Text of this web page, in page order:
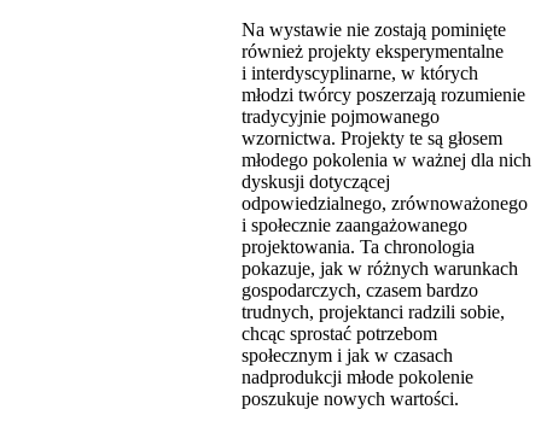
Na wystawie nie zostają pominięte
również projekty eksperymentalne
i interdyscyplinarne, w których
młodzi twórcy poszerzają rozumienie
tradycyjnie pojmowanego
wzornictwa. Projekty te są głosem
młodego pokolenia w ważnej dla nich
dyskusji dotyczącej
odpowiedzialnego, zrównoważonego
i społecznie zaangażowanego
projektowania. Ta chronologia
pokazuje, jak w różnych warunkach
gospodarczych, czasem bardzo
trudnych, projektanci radzili sobie,
chcąc sprostać potrzebom
społecznym i jak w czasach
nadprodukcji młode pokolenie
poszukuje nowych wartości.